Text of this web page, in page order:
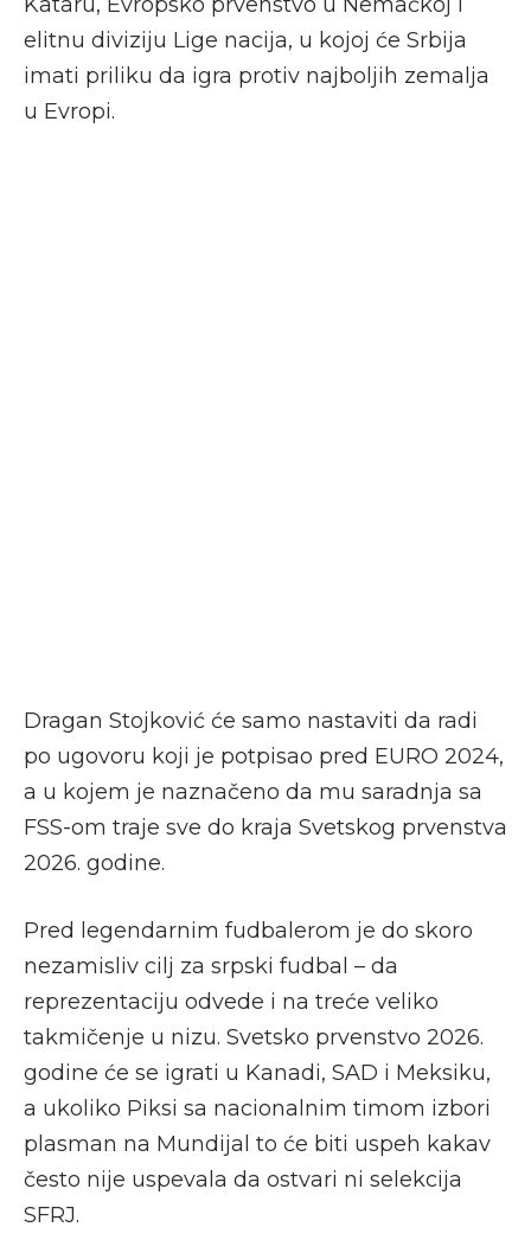
elitnu diviziju Lige nacija, u kojoj će Srbija
imati priliku da igra protiv najboljih zemalja
u Evropi.
Dragan Stojković će samo nastaviti da radi
po ugovoru koji je potpisao pred EURO 2024,
a u kojem je naznačeno da mu saradnja sa
FSS-om traje sve do kraja Svetskog prvenstva
2026. godine.
Pred legendarnim fudbalerom je do skoro
nezamisliv cilj za srpski fudbal – da
reprezentaciju odvede i na treće veliko
takmičenje u nizu. Svetsko prvenstvo 2026.
godine će se igrati u Kanadi, SAD i Meksiku,
a ukoliko Piksi sa nacionalnim timom izbori
plasman na Mundijal to će biti uspeh kakav
često nije uspevala da ostvari ni selekcija
SFRJ.